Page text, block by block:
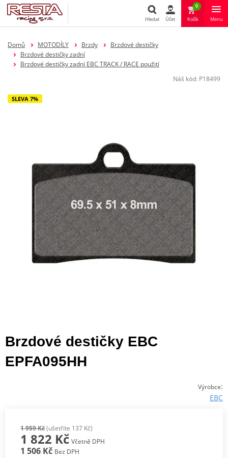
Hledat Účet
0
Košík Menu
Domů MOTODÍLY Brzdy
Brzdové destičky
Brzdové destičky zadní
Brzdové destičky zadní EBC TRACK / RACE použití
Náš kód: P18499
SLEVA 7%
Brzdové destičky EBC
EPFA095HH
Výrobce:
EBC
1 959 Kč(ušetříte 137 Kč)
1 822 Kč Včetně DPH
1 506 Kč Bez DPH